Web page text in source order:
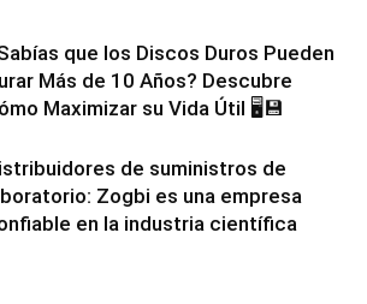
que los Discos Duros Pueden
Más de 10 Años? Descubre
Maximizar su Vida Útil 🖥️💾
de suministros de
Zogbi es una empresa
en la industria científica